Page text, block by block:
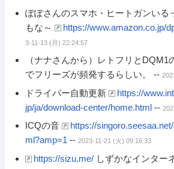
ぽぽさんのスマホ・ヒートガンいる
もな～
https://www.amazon.co.jp/
3-11-13 (月) 22:24:57
（ナナさんから）レトフリとDQM1
でフリーズが頻発するらしい。 --
ドライバー自動更新
https://
jp/ja/download-center/home.html --
ICQの音
https://
ml?amp=1 -- 2023-11-21 (火) 09:16:33
https://sizu.me/ しずかなインター